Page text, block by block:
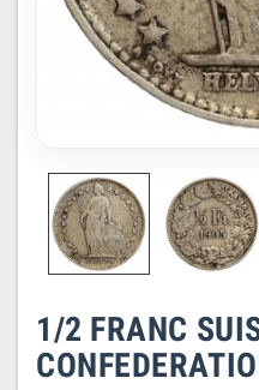
1/2 FRANC